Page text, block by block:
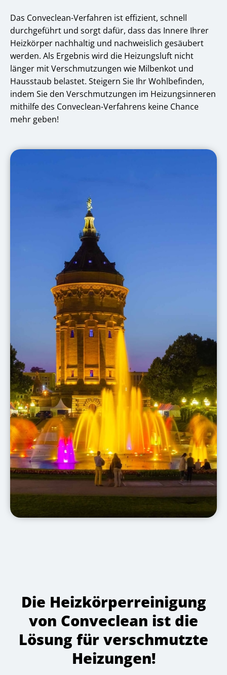
Das Conveclean-Verfahren ist effizient, schnell
durchgeführt und sorgt dafür, dass das Innere Ihrer
Heizkörper nachhaltig und nachweislich gesäubert
werden. Als Ergebnis wird die Heizungsluft nicht
länger mit Verschmutzungen wie Milbenkot und
Hausstaub belastet. Steigern Sie Ihr Wohlbefinden,
indem Sie den Verschmutzungen im Heizungsinneren
mithilfe des Conveclean-Verfahrens keine Chance
mehr geben!
Die Heizkörperreinigung
von Conveclean ist die
Lösung für verschmutzte
Heizungen!